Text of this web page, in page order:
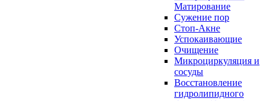
Матирование
Сужение пор
Стоп-Акне
Успокаивающие
Очищение
Микроциркуляция и
сосуды
Восстановление
гидролипидного